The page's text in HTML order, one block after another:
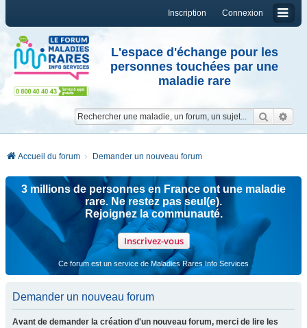
Connexion
Inscription
L'espace d'échange pour les
personnes touchées par une
maladie rare
Accueil du forum Demander un nouveau forum
3 millions de personnes en France ont une maladie
rare. Ne restez pas seul(e).
Rejoignez la communauté.
Inscrivez-vous
Ce forum est un service de Maladies Rares Info Services
Demander un nouveau forum
Avant de demander la création d'un nouveau forum, merci de lire les